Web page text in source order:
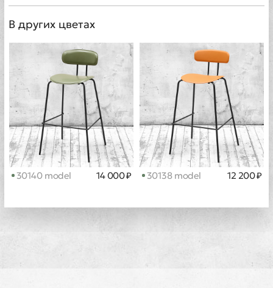
В других цветах
30140 model 14 000 ₽ 30138 model 12 200 ₽